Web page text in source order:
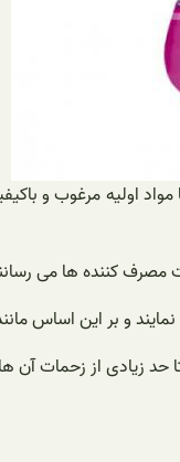
اولیه مرغوب و
مصرف کننده ها می
و بر این اساس
حد زیادی از زحمات آن